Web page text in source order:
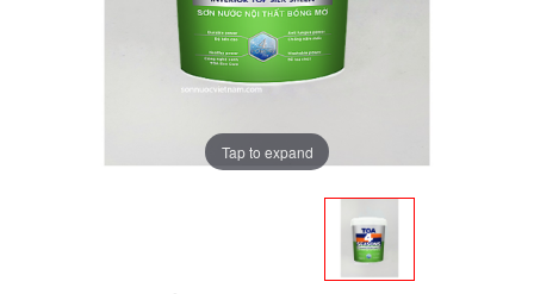
Tap to expand